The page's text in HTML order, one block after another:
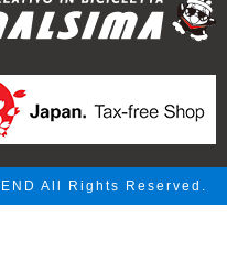
All Rights Reserved.